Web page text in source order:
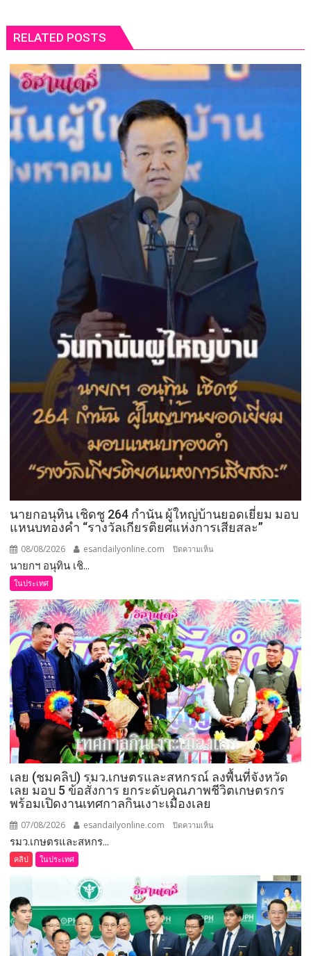
RELATED POSTS
นายกอนุทิน เชิดชู 264 กำนัน ผู้ใหญ่บ้านยอดเยี่ยม มอบ
แหนบทองคำ “รางวัลเกียรติยศแห่งการเสียสละ”
08/08/2026 esandailyonline.com ปิดความเห็น
264
กำนัน
ผู้ใหญ่
บ้าน
ยอด
เยี่ยม
มอบ
แหนบ
ทองคำ
“รางวัล
เกียรติยศ
แห่ง
การ
นายกฯ อนุทิน เชิ...
ในประเทศ
เลย (ชมคลิป) รมว.เกษตรและสหกรณ์ ลงพื้นที่จังหวัด
เลย มอบ 5 ข้อสั่งการ ยกระดับคุณภาพชีวิตเกษตรกร
พร้อมเปิดงานเทศกาลกินเงาะเมืองเลย
07/08/2026 esandailyonline.com ปิดความเห็น
สหกรณ์
ลงพื้น
ที่
รมว.เกษตรและสหกร...
คลิป ในประเทศ